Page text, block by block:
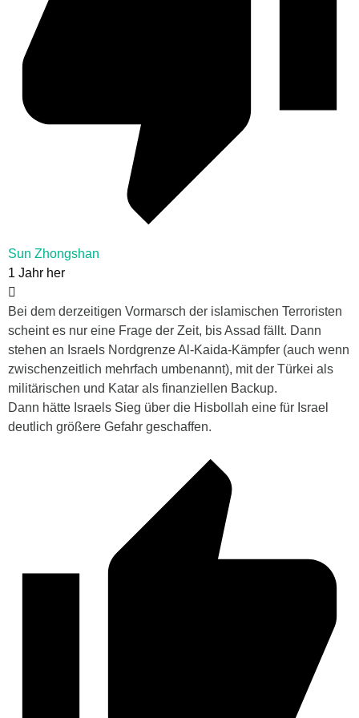
Sun Zhongshan
1 Jahr her
Bei dem derzeitigen Vormarsch der islamischen Terroristen
scheint es nur eine Frage der Zeit, bis Assad fällt. Dann
stehen an Israels Nordgrenze Al-Kaida-Kämpfer (auch wenn
zwischenzeitlich mehrfach umbenannt), mit der Türkei als
militärischen und Katar als finanziellen Backup.
Dann hätte Israels Sieg über die Hisbollah eine für Israel
deutlich größere Gefahr geschaffen.